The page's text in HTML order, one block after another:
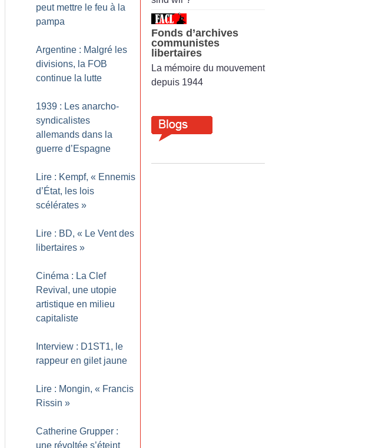
peut mettre le feu à la
pampa
Argentine : Malgré les
divisions, la FOB
continue la lutte
1939 : Les anarcho-
syndicalistes
allemands dans la
guerre d’Espagne
Lire : Kempf, « Ennemis
d’État, les lois
scélérates »
Lire : BD, « Le Vent des
libertaires »
Cinéma : La Clef
Revival, une utopie
artistique en milieu
capitaliste
Interview : D1ST1, le
rappeur en gilet jaune
Lire : Mongin, « Francis
Rissin »
Catherine Grupper :
une révoltée s’éteint
Fonds d’archives
communistes
libertaires
La mémoire du mouvement
depuis 1944